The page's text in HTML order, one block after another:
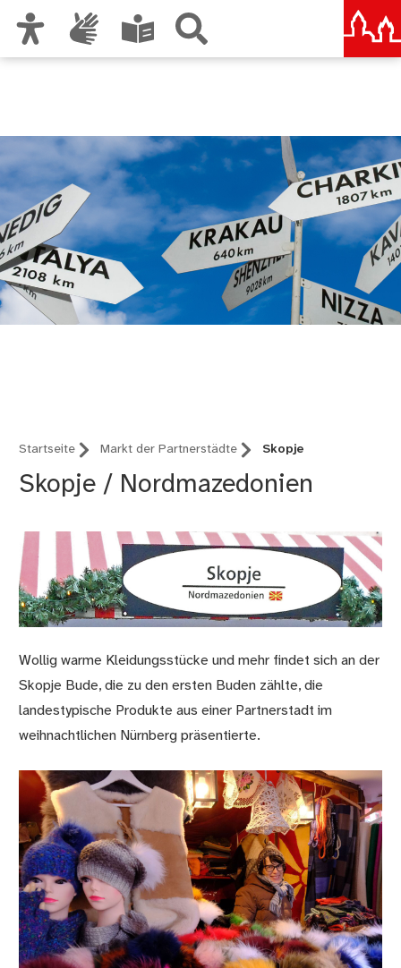
Startseite Markt der Partnerstädte Skopje
Skopje / Nordmazedonien
Wollig warme Kleidungsstücke und mehr findet sich an der
Skopje Bude, die zu den ersten Buden zählte, die
landestypische Produkte aus einer Partnerstadt im
weihnachtlichen Nürnberg präsentierte.